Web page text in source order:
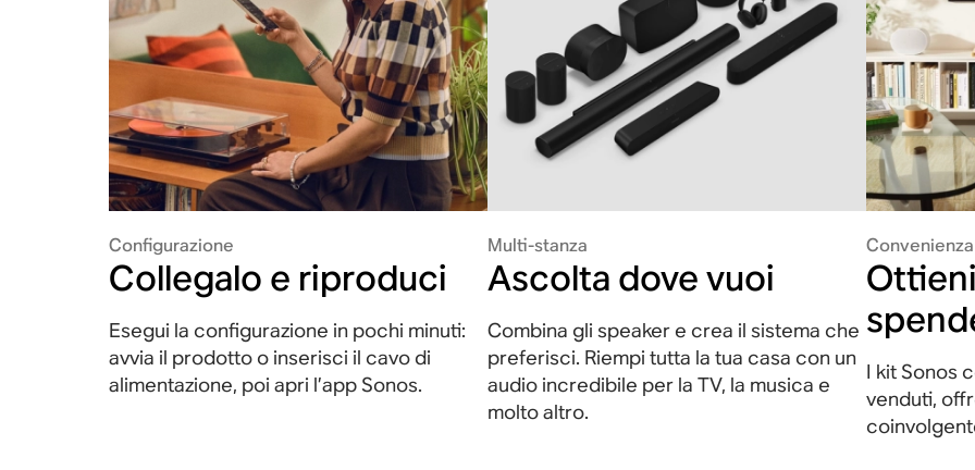
Configurazione
Collegalo e riproduci
Esegui la configurazione in pochi minuti:
avvia il prodotto o inserisci il cavo di
alimentazione, poi apri l’app Sonos.
Multi-stanza
Ascolta dove vuoi
Combina gli speaker e crea il sistema che
preferisci. Riempi tutta la tua casa con un
audio incredibile per la TV, la musica e
molto altro.
Convenienza
I kit Sonos
venduti,